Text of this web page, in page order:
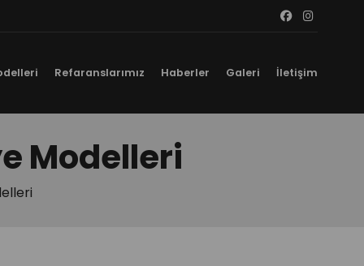
Refaranslarımız Haberler Galeri İletişim
Modelleri